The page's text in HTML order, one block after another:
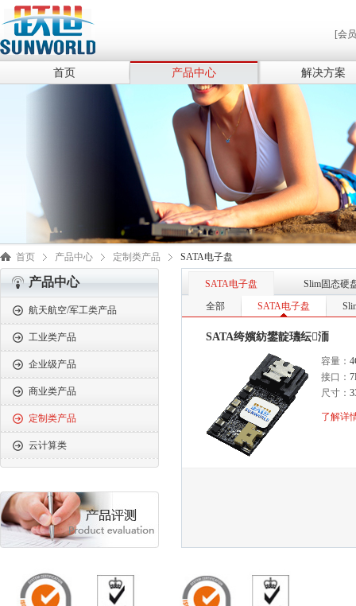
[会
首页 产品中心 解决方案
首页 产品中心 定制类产品 SATA电子盘
产品中心
航天航空/军工类产品
工业类产品
企业级产品
商业类产品
定制类产品
云计算类
SATA电子盘
Slim固态硬
全部
SATA电子盘
SATA绔嬪紡鐢靛瓙纭洏
容量：
接口：
尺寸：
了解详